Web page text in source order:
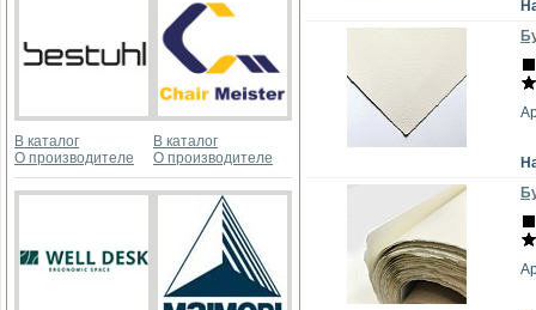
В каталог
О производителе
В каталог
О производителе